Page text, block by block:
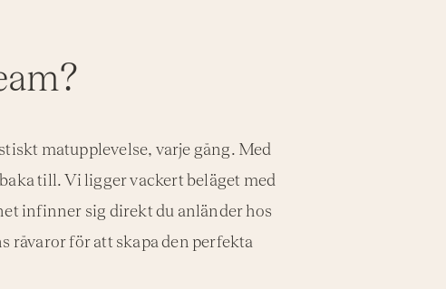
matupplevelse, varje gång. Med
till. Vi ligger vackert beläget med
infinner sig direkt du anländer hos
råvaror för att skapa den perfekta